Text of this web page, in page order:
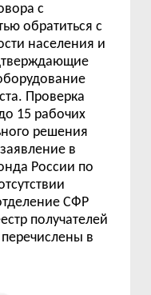
с
обратиться с
населения и
Проверка
15 рабочих
решения
в
России по
СФР
получателей
в